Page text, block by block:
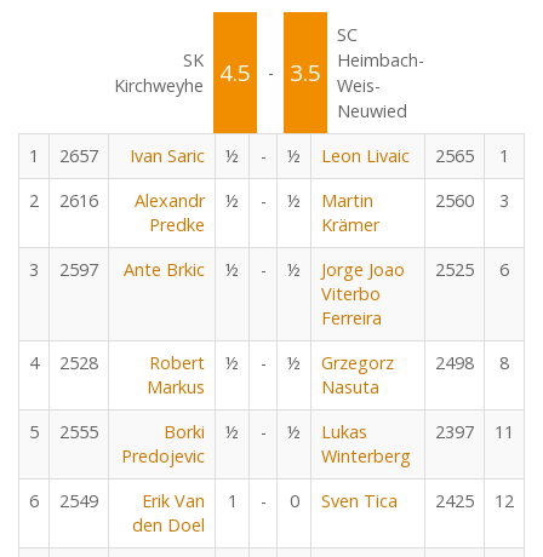
SK
Kirchweyhe
4.5 - 3.5
SC
Heimbach-
Weis-
Neuwied
1
2657 Ivan Saric ½ - ½ Leon Livaic 2565
1
2
2616
Alexandr
Predke
½ - ½
Martin
Krämer
2560 3
3 2597 Ante Brkic ½ - ½
Jorge Joao
Viterbo
Ferreira
2525 6
4 2528
Robert
Markus
½ - ½
Grzegorz
Nasuta
2498 8
5 2555
Borki
Predojevic
½ - ½
Lukas
Winterberg
2397 11
6 2549
Erik Van
den Doel
1 - 0 Sven Tica 2425 12